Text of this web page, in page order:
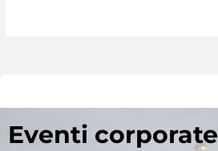
Eventi corporate